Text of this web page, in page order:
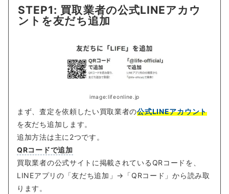
STEP1: 買取業者の公式LINEアカウ
ントを友だち追加
image:lifeonline.jp
まず、査定を依頼したい買取業者の公式LINEアカウント
を友だち追加します。
追加方法は主に2つです。
QRコードで追加
買取業者の公式サイトに掲載されているQRコードを、
LINEアプリの「友だち追加」→「QRコード」から読み取
ります。